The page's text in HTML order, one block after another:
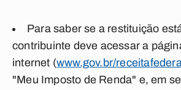
Para saber se a restituição
contribuinte deve acessar a
internet (www.gov.br/
"Meu Imposto de Renda" e, em